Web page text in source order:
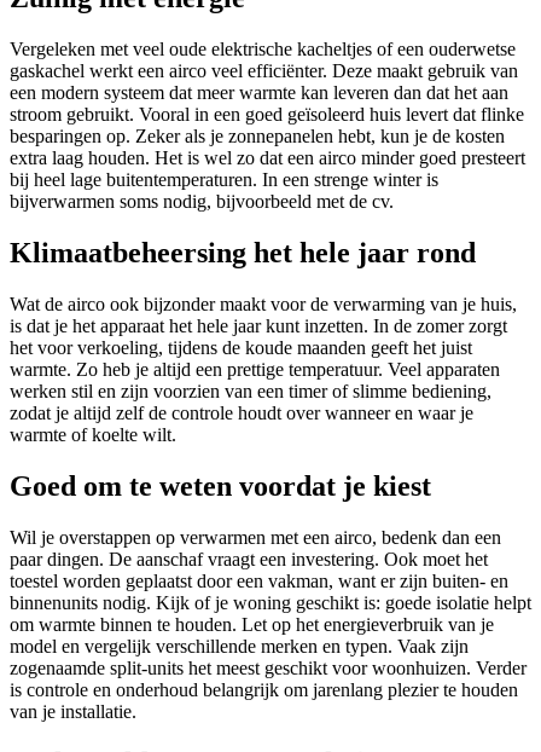
Vergeleken met veel oude elektrische kacheltjes of een ouderwetse
gaskachel werkt een airco veel efficiënter. Deze maakt gebruik van
een modern systeem dat meer warmte kan leveren dan dat het aan
stroom gebruikt. Vooral in een goed geïsoleerd huis levert dat flinke
besparingen op. Zeker als je zonnepanelen hebt, kun je de kosten
extra laag houden. Het is wel zo dat een airco minder goed presteert
bij heel lage buitentemperaturen. In een strenge winter is
bijverwarmen soms nodig, bijvoorbeeld met de cv.
Klimaatbeheersing het hele jaar rond
Wat de airco ook bijzonder maakt voor de verwarming van je huis,
is dat je het apparaat het hele jaar kunt inzetten. In de zomer zorgt
het voor verkoeling, tijdens de koude maanden geeft het juist
warmte. Zo heb je altijd een prettige temperatuur. Veel apparaten
werken stil en zijn voorzien van een timer of slimme bediening,
zodat je altijd zelf de controle houdt over wanneer en waar je
warmte of koelte wilt.
Goed om te weten voordat je kiest
Wil je overstappen op verwarmen met een airco, bedenk dan een
paar dingen. De aanschaf vraagt een investering. Ook moet het
toestel worden geplaatst door een vakman, want er zijn buiten- en
binnenunits nodig. Kijk of je woning geschikt is: goede isolatie helpt
om warmte binnen te houden. Let op het energieverbruik van je
model en vergelijk verschillende merken en typen. Vaak zijn
zogenaamde split-units het meest geschikt voor woonhuizen. Verder
is controle en onderhoud belangrijk om jarenlang plezier te houden
van je installatie.